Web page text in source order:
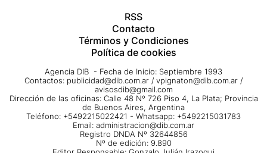
RSS
Contacto
Términos y Condiciones
Política de cookies
Agencia DIB - Fecha de Inicio: Septiembre 1993
Contactos: publicidad@dib.com.ar / vpignaton@dib.com.ar /
avisosdib@gmail.com
Dirección de las oficinas: Calle 48 Nº 726 Piso 4, La Plata; Provincia
de Buenos Aires, Argentina
Teléfono: +5492215022421 - Whatsapp: +5492215031783
Email: administracion@dib.com.ar
Registro DNDA Nº 32644856
Nº de edición: 9.890